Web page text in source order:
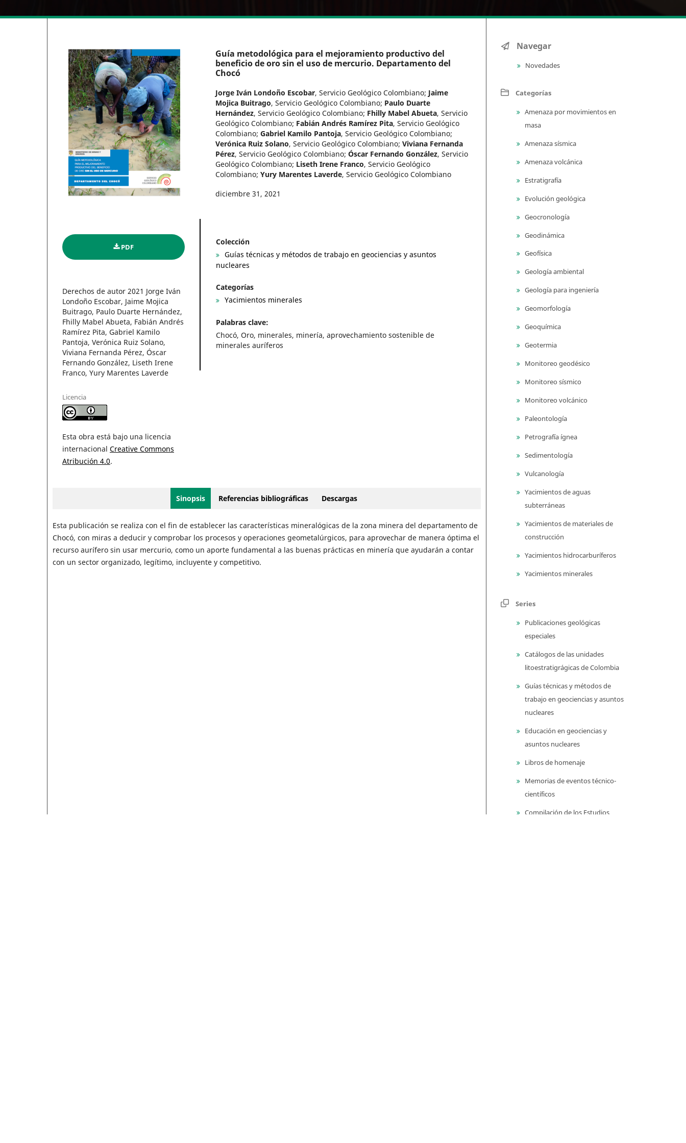
Guía metodológica para el mejoramiento productivo del
beneficio de oro sin el uso de mercurio. Departamento del
Chocó
Jorge Iván Londoño Escobar, Servicio Geológico Colombiano; Jaime
Mojica Buitrago, Servicio Geológico Colombiano; Paulo Duarte
Hernández, Servicio Geológico Colombiano; Fhilly Mabel Abueta, Servicio
Geológico Colombiano; Fabián Andrés Ramírez Pita, Servicio Geológico
Colombiano; Gabriel Kamilo Pantoja, Servicio Geológico Colombiano;
Verónica Ruiz Solano, Servicio Geológico Colombiano; Viviana Fernanda
Pérez, Servicio Geológico Colombiano; Óscar Fernando González, Servicio
Geológico Colombiano; Liseth Irene Franco, Servicio Geológico
Colombiano; Yury Marentes Laverde, Servicio Geológico Colombiano
diciembre 31, 2021
PDF
Derechos de autor 2021 Jorge Iván
Londoño Escobar, Jaime Mojica
Buitrago, Paulo Duarte Hernández,
Fhilly Mabel Abueta, Fabián Andrés
Ramírez Pita, Gabriel Kamilo
Pantoja, Verónica Ruiz Solano,
Viviana Fernanda Pérez, Óscar
Fernando González, Liseth Irene
Franco, Yury Marentes Laverde
Licencia
Esta obra está bajo una licencia
internacional Creative Commons
Atribución 4.0.
Colección
Guías técnicas y métodos de trabajo en geociencias y asuntos
nucleares
Categorías
Yacimientos minerales
Palabras clave:
Chocó, Oro, minerales, minería, aprovechamiento sostenible de
minerales auríferos
Sinopsis Referencias bibliográficas Descargas
Esta publicación se realiza con el fin de establecer las características mineralógicas de la zona minera del departamento de
Chocó, con miras a deducir y comprobar los procesos y operaciones geometalúrgicos, para aprovechar de manera óptima el
recurso aurífero sin usar mercurio, como un aporte fundamental a las buenas prácticas en minería que ayudarán a contar
con un sector organizado, legítimo, incluyente y competitivo.
Navegar
Novedades
Categorías
Amenaza por movimientos en
masa
Amenaza sísmica
Amenaza volcánica
Estratigrafía
Evolución geológica
Geocronología
Geodinámica
Geofísica
Geología ambiental
Geología para ingeniería
Geomorfología
Geoquímica
Geotermia
Monitoreo geodésico
Monitoreo sísmico
Monitoreo volcánico
Paleontología
Petrografía ígnea
Sedimentología
Vulcanología
Yacimientos de aguas
subterráneas
Yacimientos de materiales de
construcción
Yacimientos hidrocarburíferos
Yacimientos minerales
Series
Publicaciones geológicas
especiales
Catálogos de las unidades
litoestratigrágicas de Colombia
Guías técnicas y métodos de
trabajo en geociencias y asuntos
nucleares
Educación en geociencias y
asuntos nucleares
Libros de homenaje
Memorias de eventos técnico-
científicos
Compilación de los Estudios